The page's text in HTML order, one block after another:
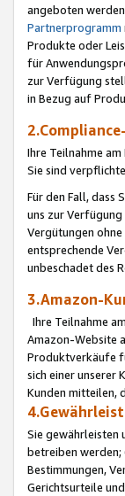
angeboten
Partnerprogramm
Produkte oder
für
zur Verfügung
in Bezug auf
Ihre Teilnahme
Sie sind
Für den Fall, dass
uns zur Verfügung
Vergütungen
entsprechende
unbeschadet des
3.Amazon-
Ihre Teilnahme
Amazon-Website
Produktverkäufe
sich einer unserer
Kunden mitteilen,
Sie gewährleisten
betreiben werden;
Bestimmungen,
Gerichtsurteile